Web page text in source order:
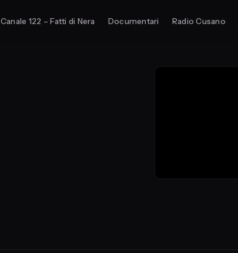
Canale 122 – Fatti di Nera Documentari Radio Cusano